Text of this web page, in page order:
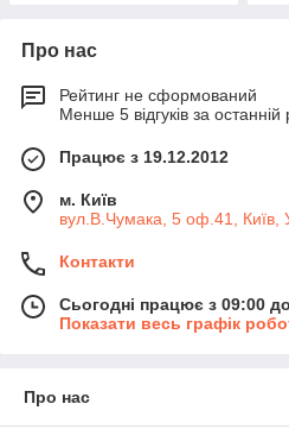
Про нас
Рейтинг не сформований
Менше 5 відгуків за останній
Працює з 19.12.2012
м. Київ
вул.В.Чумака, 5 оф.41, Київ,
Контакти
Сьогодні працює з 09:00
Показати весь графік
Про нас